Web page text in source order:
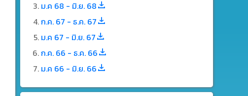
ม.ค 68 - มิ.ย. 68
ก.ค. 67 - ธ.ค. 67
ม.ค 67 - มิ.ย. 67
ก.ค. 66 - ธ.ค. 66
ม.ค 66 - มิ.ย. 66